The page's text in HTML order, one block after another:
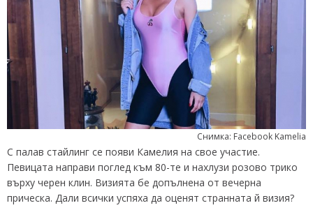
Снимка: Facebook Kamelia
С палав стайлинг се появи Камелия на свое участие.
Певицата направи поглед към 80-те и нахлузи розово трико
върху черен клин. Визията бе допълнена от вечерна
прическа. Дали всички успяха да оценят странната й визия?